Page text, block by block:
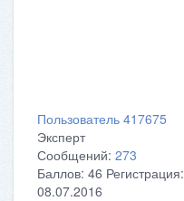
Пользователь 417675
Эксперт
Сообщений: 273
Баллов: 46 Регистрация:
08.07.2016